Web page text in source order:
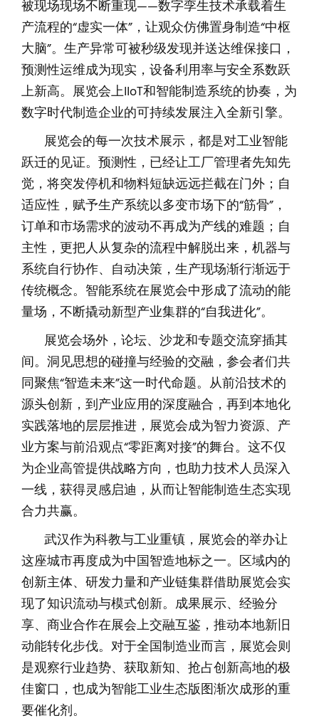
被现场现场不断重现——数字孪生技术承载着生
产流程的“虚实一体”，让观众仿佛置身制造“中枢
大脑”。生产异常可被秒级发现并送达维保接口，
预测性运维成为现实，设备利用率与安全系数跃
上新高。展览会上IIoT和智能制造系统的协奏，为
数字时代制造企业的可持续发展注入全新引擎。
展览会的每一次技术展示，都是对工业智能
跃迁的见证。预测性，已经让工厂管理者先知先
觉，将突发停机和物料短缺远远拦截在门外；自
适应性，赋予生产系统以多变市场下的“筋骨”，
订单和市场需求的波动不再成为产线的难题；自
主性，更把人从复杂的流程中解脱出来，机器与
系统自行协作、自动决策，生产现场渐行渐远于
传统概念。智能系统在展览会中形成了流动的能
量场，不断撬动新型产业集群的“自我进化”。
展览会场外，论坛、沙龙和专题交流穿插其
间。洞见思想的碰撞与经验的交融，参会者们共
同聚焦“智造未来”这一时代命题。从前沿技术的
源头创新，到产业应用的深度融合，再到本地化
实践落地的层层推进，展览会成为智力资源、产
业方案与前沿观点“零距离对接”的舞台。这不仅
为企业高管提供战略方向，也助力技术人员深入
一线，获得灵感启迪，从而让智能制造生态实现
合力共赢。
武汉作为科教与工业重镇，展览会的举办让
这座城市再度成为中国智造地标之一。区域内的
创新主体、研发力量和产业链集群借助展览会实
现了知识流动与模式创新。成果展示、经验分
享、商业合作在展会上交融互鉴，推动本地新旧
动能转化步伐。对于全国制造业而言，展览会则
是观察行业趋势、获取新知、抢占创新高地的极
佳窗口，也成为智能工业生态版图渐次成形的重
要催化剂。